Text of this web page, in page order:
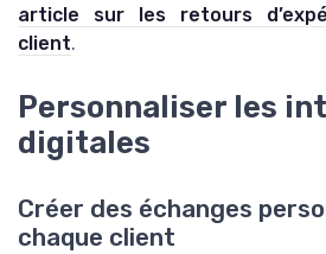
article sur les retours
client.
Personnaliser les
digitales
Créer des échanges
chaque client